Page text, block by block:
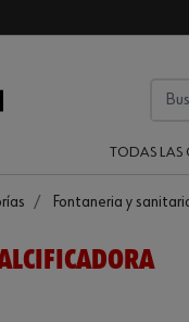
TODAS LAS
Fontaneria y